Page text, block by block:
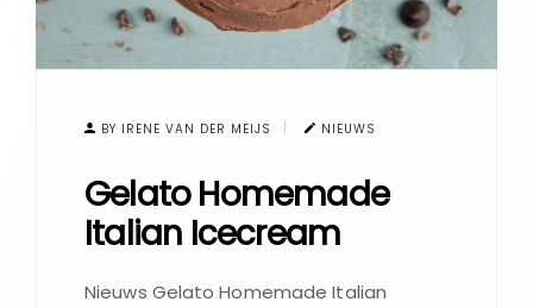
BY IRENE VAN DER MEIJS NIEUWS
Gelato Homemade
Italian Icecream
Nieuws Gelato Homemade Italian